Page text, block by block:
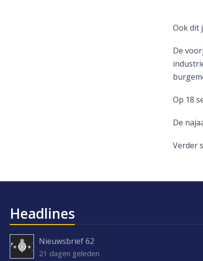
Ook dit
De
Op 18
De
Verder
Headlines
Nieuwsbrief 62
21 dagen geleden